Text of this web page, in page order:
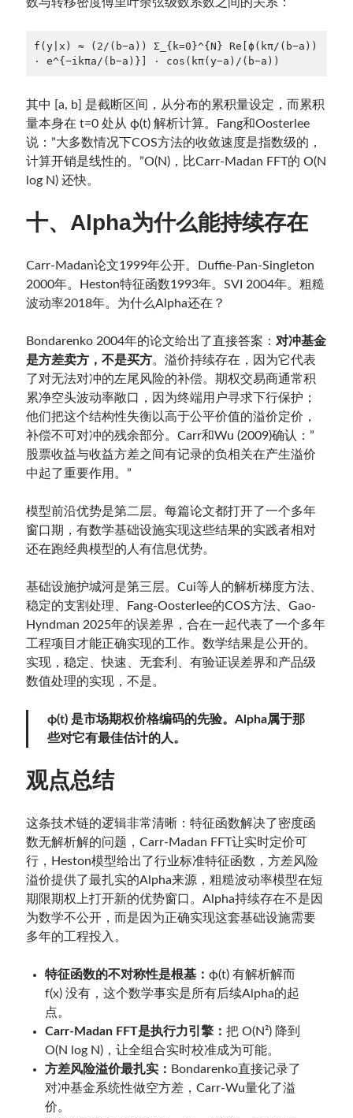
f(y|x) ≈ (2/(b−a)) Σ_{k=0}^{N} Re[ϕ(kπ/(b−a))
· e^{−ikπa/(b−a)}] · cos(kπ(y−a)/(b−a))
其中 [a, b] 是截断区间，从分布的累积量设定，而累积
量本身在 t=0 处从 ϕ(t) 解析计算。Fang和Oosterlee
说：”大多数情况下COS方法的收敛速度是指数级的，
计算开销是线性的。”O(N)，比Carr-Madan FFT的 O(N
log N) 还快。
十、Alpha为什么能持续存在
Carr-Madan论文1999年公开。Duffie-Pan-Singleton
2000年。Heston特征函数1993年。SVI 2004年。粗糙
波动率2018年。为什么Alpha还在？
Bondarenko 2004年的论文给出了直接答案： 对冲基金
是方差卖方，不是买方。溢价持续存在，因为它代表
了对无法对冲的左尾风险的补偿。期权交易商通常积
累净空头波动率敞口，因为终端用户寻求下行保护；
他们把这个结构性失衡以高于公平价值的溢价定价，
补偿不可对冲的残余部分。Carr和Wu (2009)确认：”
股票收益与收益方差之间有记录的负相关在产生溢价
中起了重要作用。”
模型前沿优势是第二层。每篇论文都打开了一个多年
窗口期，有数学基础设施实现这些结果的实践者相对
还在跑经典模型的人有信息优势。
基础设施护城河是第三层。Cui等人的解析梯度方法、
稳定的支割处理、Fang-Oosterlee的COS方法、Gao-
Hyndman 2025年的误差界，合在一起代表了一个多年
工程项目才能正确实现的工作。数学结果是公开的。
实现，稳定、快速、无套利、有验证误差界和产品级
数值处理的实现，不是。
ϕ(t) 是市场期权价格编码的先验。Alpha属于那
些对它有最佳估计的人。
观点总结
这条技术链的逻辑非常清晰：特征函数解决了密度函
数无解析解的问题，Carr-Madan FFT让实时定价可
行，Heston模型给出了行业标准特征函数，方差风险
溢价提供了最扎实的Alpha来源，粗糙波动率模型在短
期限期权上打开新的优势窗口。Alpha持续存在不是因
为数学不公开，而是因为正确实现这套基础设施需要
多年的工程投入。
特征函数的不对称性是根基：ϕ(t) 有解析解而
f(x) 没有，这个数学事实是所有后续Alpha的起
点。
Carr-Madan FFT是执行力引擎：把 O(N²) 降到
O(N log N)，让全组合实时校准成为可能。
方差风险溢价最扎实： Bondarenko直接记录了
对冲基金系统性做空方差，Carr-Wu量化了溢
价。